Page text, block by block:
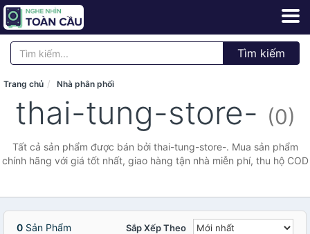
Tìm kiếm
Trang chủ Nhà phân phối
thai-tung-store- (0)
Tất cả sản phẩm được bán bởi thai-tung-store-. Mua sản phẩm
chính hãng với giá tốt nhất, giao hàng tận nhà miễn phí, thu hộ COD
0 Sản Phẩm Sắp Xếp Theo